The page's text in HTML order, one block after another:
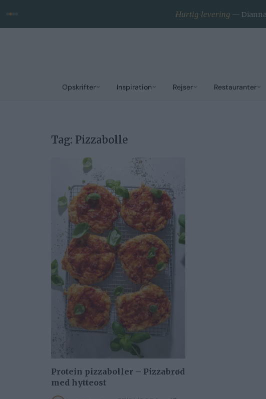
Opskrifter Inspiration Rejser Restauranter
Hurtig levering — Dianna
Tag: Pizzabolle
Protein pizzaboller – Pizzabrød
med hytteost